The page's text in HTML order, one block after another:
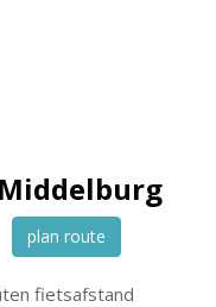
Middelburg
plan route
fietsafstand